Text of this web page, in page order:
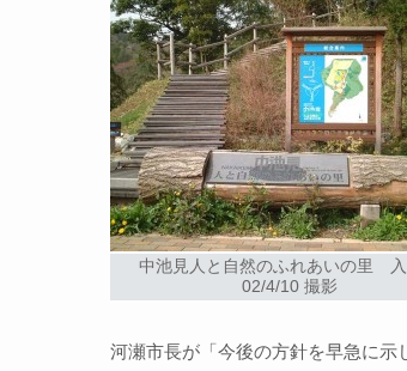
中池見人と自然のふれあいの里
02/4/10 撮影
河瀬市長が「今後の方針を早急に